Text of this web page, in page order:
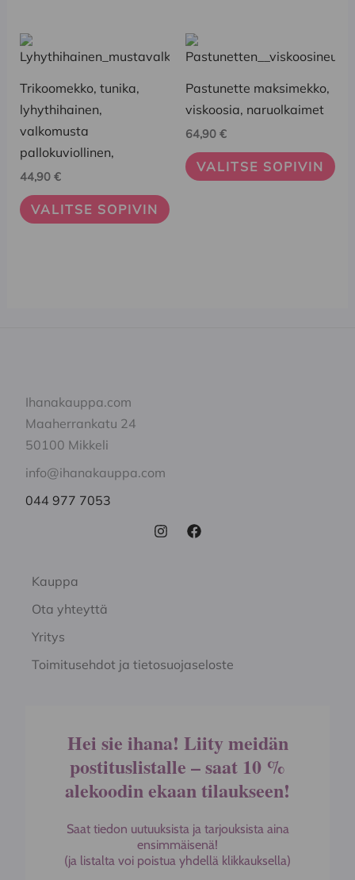
Trikoomekko, tunika,
lyhythihainen,
valkomusta
pallokuviollinen,
44,90 €
VALITSE SOPIVIN
Tällä
tuotteella
on
useampi
muunnelma.
Voit
tehdä
valinnat
tuotteen
Pastunette maksimekko,
viskoosia, naruolkaimet
64,90 €
VALITSE SOPIVIN
Tällä
tuotteella
on
useampi
muunnelma.
Voit
tehdä
Ihanakauppa.com
Maaherrankatu 24
50100 Mikkeli
info@ihanakauppa.com
044 977 7053
Kauppa
Ota yhteyttä
Yritys
Toimitusehdot ja tietosuojaseloste
Hei sie ihana! Liity meidän
postituslistalle – saat 10 %
alekoodin ekaan tilaukseen!
Saat tiedon uutuuksista ja tarjouksista aina
ensimmäisenä!
(ja listalta voi poistua yhdellä klikkauksella)